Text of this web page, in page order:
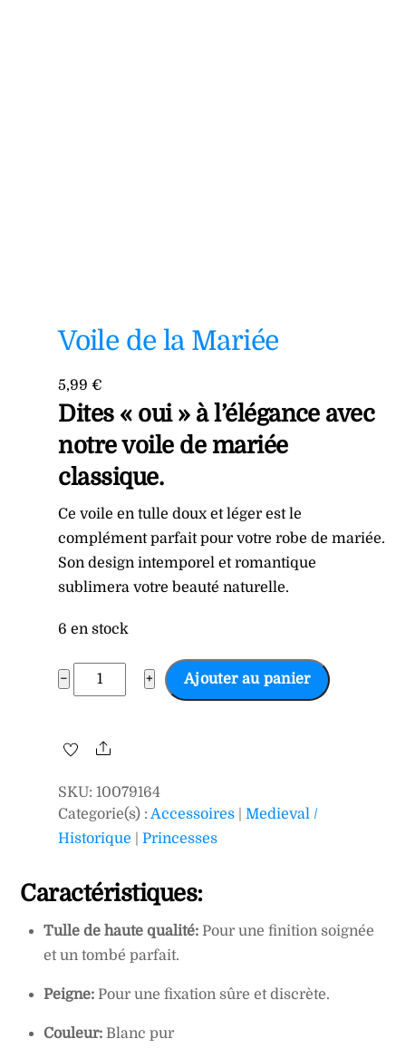
Voile de la Mariée
5,99€
Dites « oui » à l’élégance avec
notre voile de mariée
classique.
Ce voile en tulle doux et léger est le
complément parfait pour votre robe de mariée.
Son design intemporel et romantique
sublimera votre beauté naturelle.
6 en stock
−
quantité
de
de
Mariée
+ Ajouter au panier
Share
SKU:10079164
Categorie(s) :Accessoires |Medieval /
Historique |Princesses
Caractéristiques:
Tulle de haute qualité: Pour une finition soignée
et un tombé parfait.
Peigne: Pour une fixation sûre et discrète.
Couleur: Blanc pur